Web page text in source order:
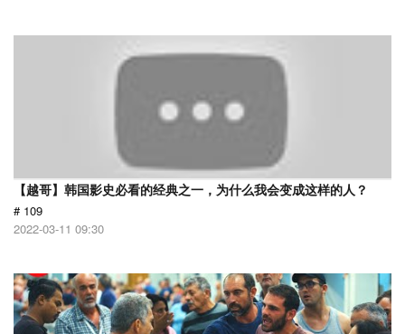
【越哥】韩国影史必看的经典之一，为什么我会变成这样的人？
# 109
2022-03-11 09:30